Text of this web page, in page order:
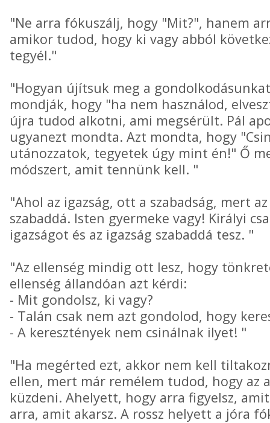
"Ne arra fókuszálj, hogy "Mit?", hanem
amikor tudod, hogy ki vagy abból
tegyél."
"Hogyan újítsuk meg a
mondják, hogy "ha nem használod,
újra tudod alkotni, ami megsérült. Pál
ugyanezt mondta. Azt mondta, hogy
utánozzatok, tegyetek úgy mint én!" Ő
módszert, amit tennünk kell. "
"Ahol az igazság, ott a szabadság, mert
szabaddá. Isten gyermeke vagy! Királyi
igazságot és az igazság szabaddá tesz. "
"Az ellenség mindig ott lesz, hogy
ellenség állandóan azt kérdi:
- Mit gondolsz, ki vagy?
- Talán csak nem azt gondolod, hogy
- A keresztények nem csinálnak ilyet! "
"Ha megérted ezt, akkor nem kell
ellen, mert már remélem tudod, hogy az
küzdeni. Ahelyett, hogy arra figyelsz,
arra, amit akarsz. A rossz helyett a jóra